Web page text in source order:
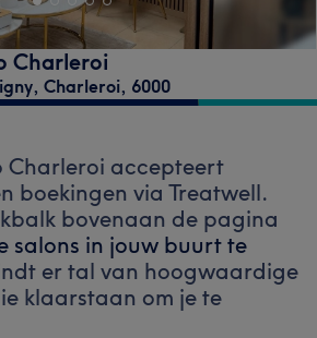
Charleroi
, Charleroi, 6000
Charleroi accepteert
boekingen via Treatwell.
bovenaan de pagina
salons in jouw buurt te
er tal van hoogwaardige
klaarstaan om je te